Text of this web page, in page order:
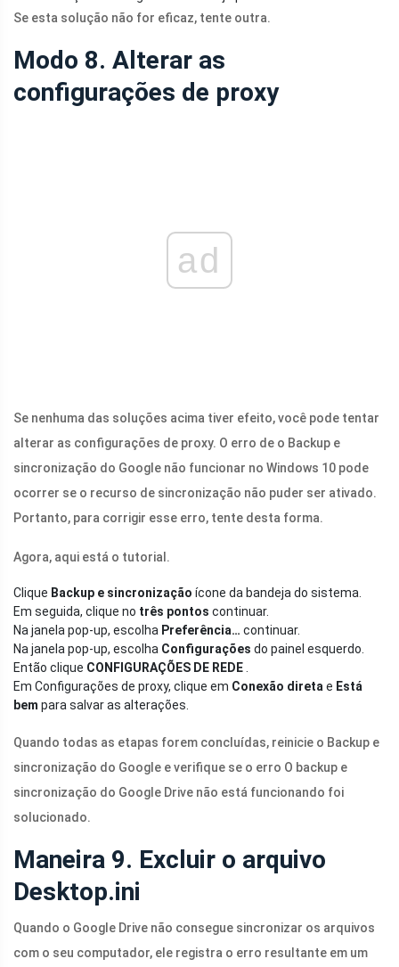
Se esta solução não for eficaz, tente outra.
Modo 8. Alterar as
configurações de proxy
ad
Se nenhuma das soluções acima tiver efeito, você pode tentar
alterar as configurações de proxy. O erro de o Backup e
sincronização do Google não funcionar no Windows 10 pode
ocorrer se o recurso de sincronização não puder ser ativado.
Portanto, para corrigir esse erro, tente desta forma.
Agora, aqui está o tutorial.
Clique Backup e sincronização ícone da bandeja do sistema.
Em seguida, clique no três pontos continuar.
Na janela pop-up, escolha Preferência… continuar.
Na janela pop-up, escolha Configurações do painel esquerdo.
Então clique CONFIGURAÇÕES DE REDE
Em Configurações de proxy, clique em Conexão direta e Está
bem para salvar as alterações.
Quando todas as etapas forem concluídas, reinicie o Backup e
sincronização do Google e verifique se o erro O backup e
sincronização do Google Drive não está funcionando foi
solucionado.
Maneira 9. Excluir o arquivo
Desktop.ini
Quando o Google Drive não consegue sincronizar os arquivos
com o seu computador, ele registra o erro resultante em um